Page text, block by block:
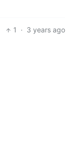
1 · 3 years ago